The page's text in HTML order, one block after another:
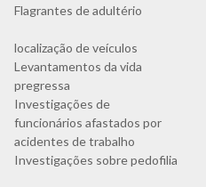
Flagrantes de adultério
localização de veículos
Levantamentos da vida
pregressa
Investigações de
funcionários afastados por
acidentes de trabalho
Investigações sobre pedofilia